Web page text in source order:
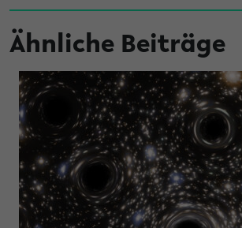
Ähnliche Beiträge
Promotionen aus dem Jahr 2025